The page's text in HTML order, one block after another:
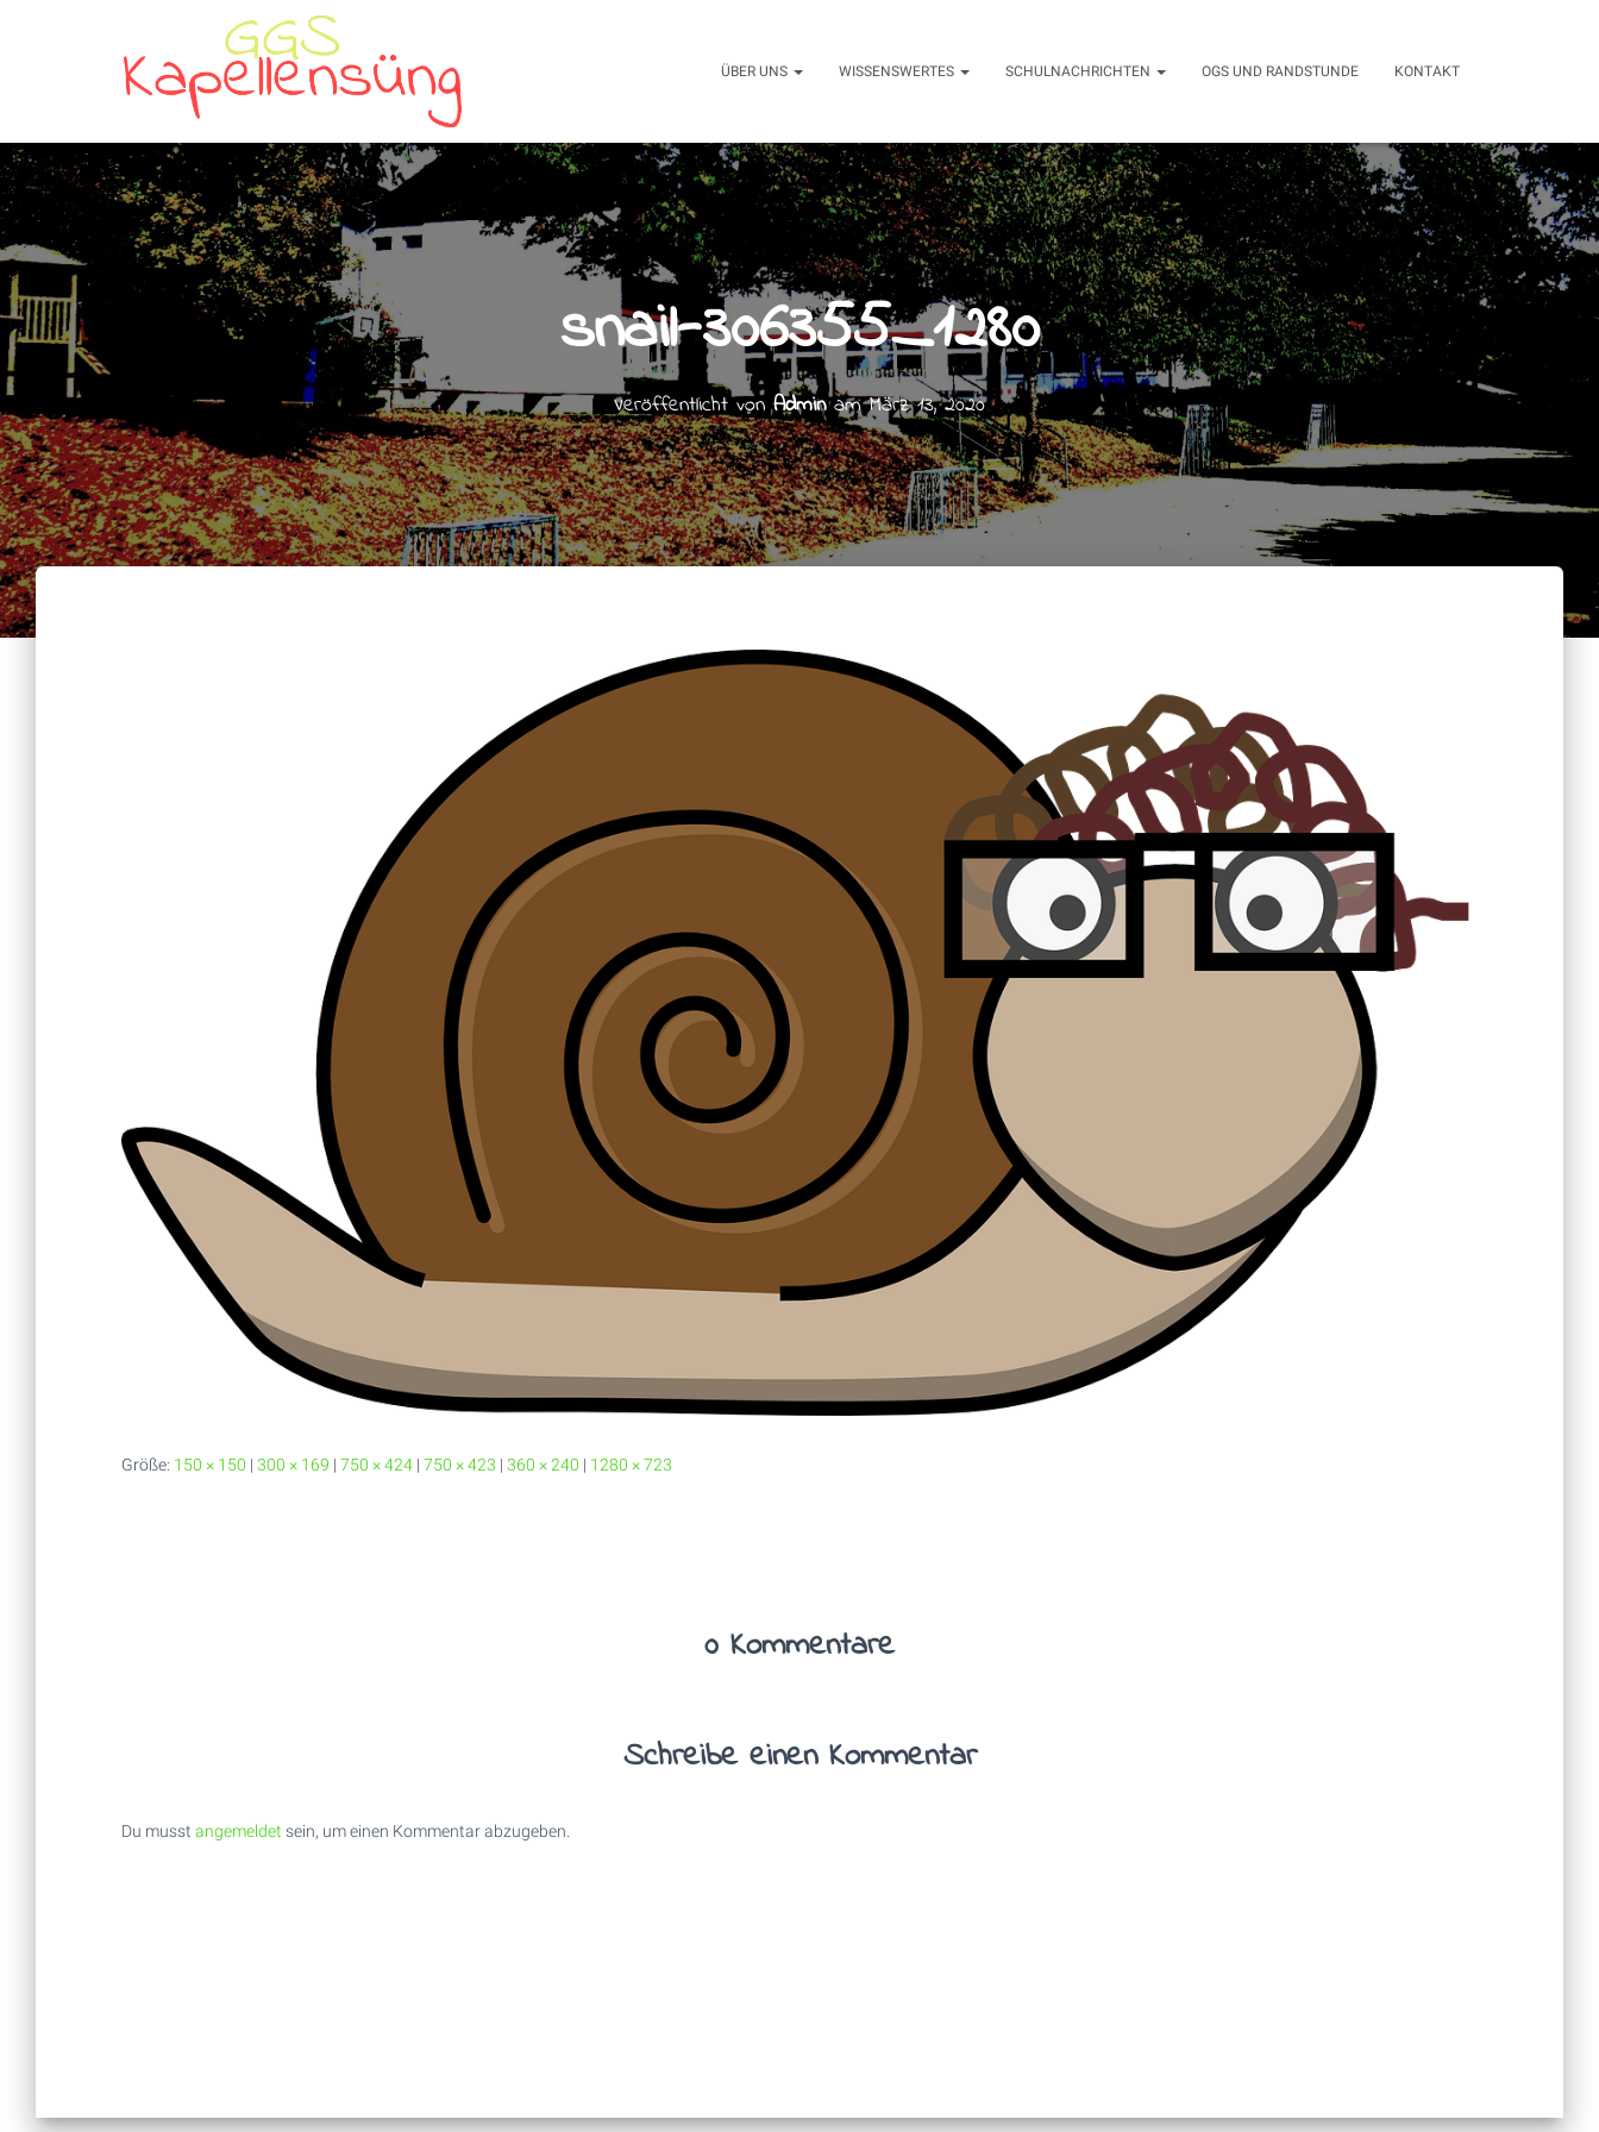
ÜBER UNS WISSENSWERTES SCHULNACHRICHTEN OGS UND RANDSTUNDE KONTAKT
snail-306355_1280
Veröffentlicht vonAdminamMärz 13, 2020
Größe: 150 × 150 | 300 × 169 | 750 × 424 | 750 × 423 | 360 × 240 | 1280 × 723
0 Kommentare
Schreibe einen Kommentar
Du musst angemeldet sein, um einen Kommentar abzugeben.